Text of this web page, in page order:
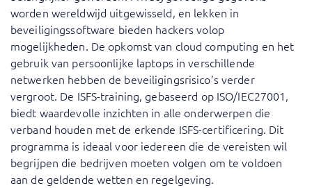
worden wereldwijd uitgewisseld, en lekken in
beveiligingssoftware bieden hackers volop
mogelijkheden. De opkomst van cloud computing en het
gebruik van persoonlijke laptops in verschillende
netwerken hebben de beveiligingsrisico’s verder
vergroot. De ISFS-training, gebaseerd op ISO/IEC27001,
biedt waardevolle inzichten in alle onderwerpen die
verband houden met de erkende ISFS-certificering. Dit
programma is ideaal voor iedereen die de vereisten wil
begrijpen die bedrijven moeten volgen om te voldoen
aan de geldende wetten en regelgeving.